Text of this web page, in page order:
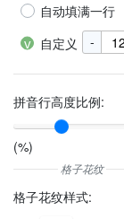
自动填满一行
自定义
-
拼音行高度比例:
(%)
格子花纹样式: